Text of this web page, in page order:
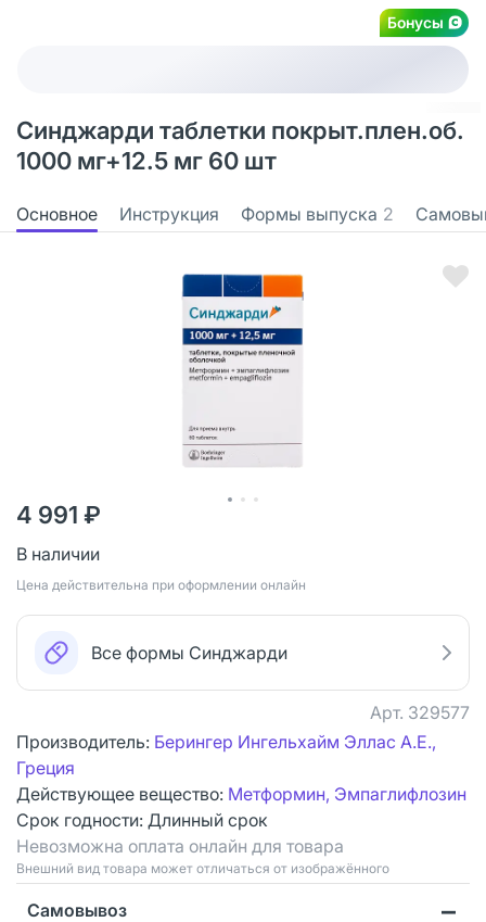
Бонусы
Синджарди таблетки покрыт.плен.об.
1000 мг+12.5 мг 60 шт
Основное Инструкция Формы выпуска 2
4 991 ₽
В наличии
Цена действительна при оформлении онлайн
Все формы Синджарди
Арт. 329577
Производитель: Берингер Ингельхайм Эллас А.Е.,
Греция
Действующее вещество: Метформин, Эмпаглифлозин
Срок годности: Длинный срок
Невозможна оплата онлайн для товара
Bнешний вид товара может отличаться от изображённого
Самовывоз